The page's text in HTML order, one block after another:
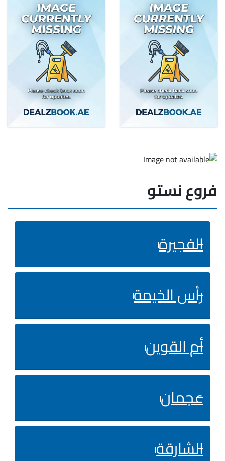
فروع نستو
الفجيرة
رأس الخيمة
أم القوين
عجمان
الشارقة